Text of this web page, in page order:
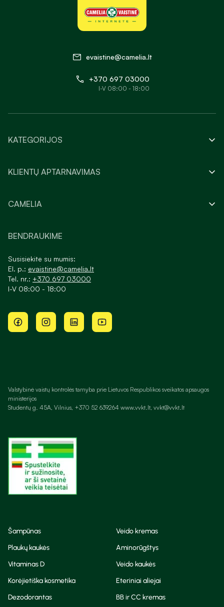
evaistine@camelia.lt
+370 697 03000
I-V 08:00 - 18:00
KATEGORIJOS
KLIENTŲ APTARNAVIMAS
CAMELIA
BENDRAUKIME
Susisiekite su mumis:
El. p.: evaistine@camelia.lt
Tel. nr.: +370 697 03000
I-V 08:00 - 18:00
Valstybinė vaistų kontrolės tarnyba prie Lietuvos Respublikos sveikatos apsaugos
ministerijos
Studentų g. 45A, Vilnius, +370 52 639264 www.vvkt.lt, vvkt@vvkt.lt
Šampūnas
Veido kremas
Plaukų kaukės
Aminorūgštys
Vitaminas D
Veido kaukės
Korėjietiška kosmetika
Eteriniai aliejai
Dezodorantas
BB ir CC kremas